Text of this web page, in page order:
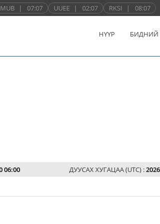
| 07:07 UUEE | 02:07 RKSI | 08:07
НҮҮР БИДНИЙ
06:00 ДУУСАХ ХУГАЦАА (UTC) :